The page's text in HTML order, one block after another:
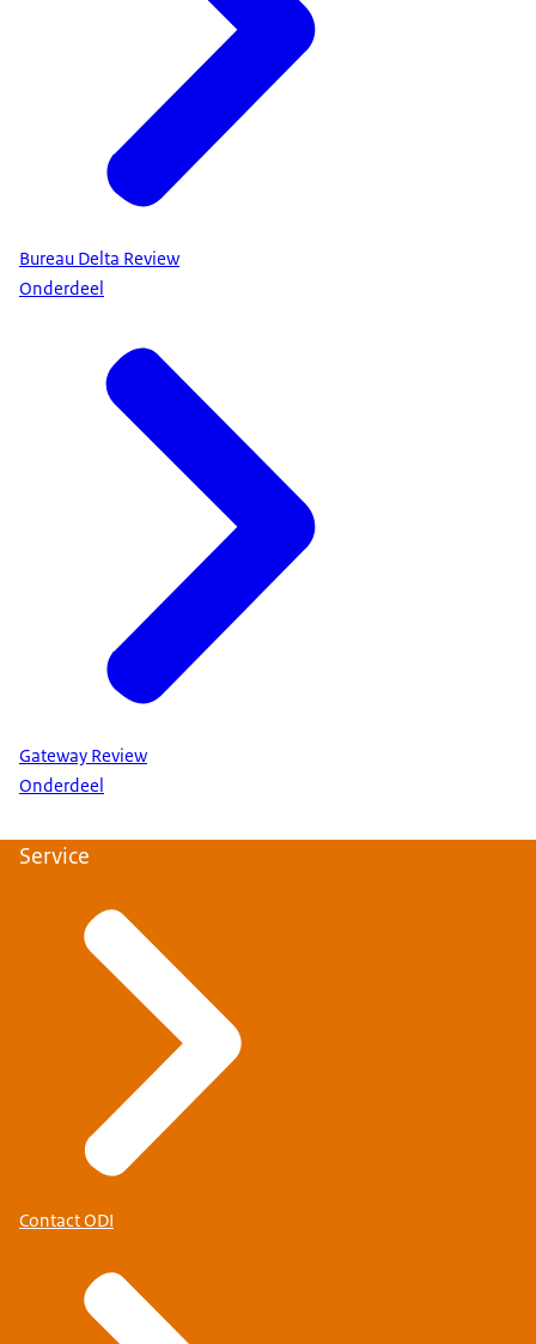
Bureau Delta Review
Onderdeel
Gateway Review
Onderdeel
Service
Contact ODI